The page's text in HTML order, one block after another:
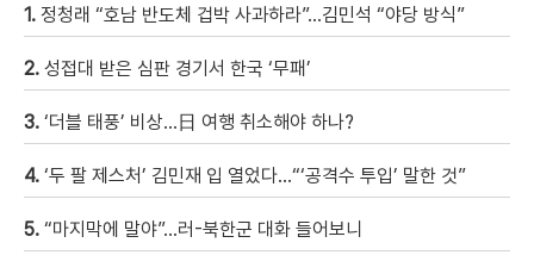
1. 정청래 “호남 반도체 겁박 사과하라”…김민석 “야당 방식”
2. 성접대 받은 심판 경기서 한국 ‘무패’
3. ‘더블 태풍’ 비상…日 여행 취소해야 하나?
4. ‘두 팔 제스처’ 김민재 입 열었다…“‘공격수 투입’ 말한 것”
5. “마지막에 말야”…러-북한군 대화 들어보니